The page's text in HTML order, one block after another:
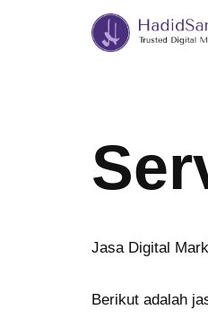
Jasa Digital
Berikut adalah